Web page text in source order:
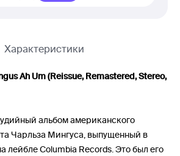
Характеристики
Ah Um (Reissue, Remastered, Stereo,
альбом американского
Чарльза Мингуса, выпущенный в
лейбле Columbia Records. Это был его